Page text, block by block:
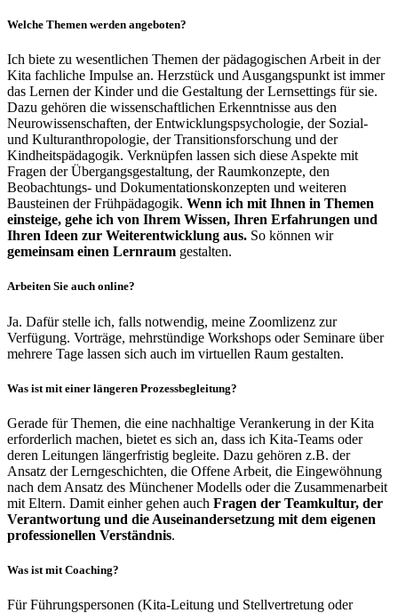
Welche Themen werden angeboten?
Ich biete zu wesentlichen Themen der pädagogischen Arbeit in der
Kita fachliche Impulse an. Herzstück und Ausgangspunkt ist immer
das Lernen der Kinder und die Gestaltung der Lernsettings für sie.
Dazu gehören die wissenschaftlichen Erkenntnisse aus den
Neurowissenschaften, der Entwicklungspsychologie, der Sozial-
und Kulturanthropologie, der Transitionsforschung und der
Kindheitspädagogik. Verknüpfen lassen sich diese Aspekte mit
Fragen der Übergangsgestaltung, der Raumkonzepte, den
Beobachtungs- und Dokumentationskonzepten und weiteren
Bausteinen der Frühpädagogik. Wenn ich mit Ihnen in Themen
einsteige, gehe ich von Ihrem Wissen, Ihren Erfahrungen und
Ihren Ideen zur Weiterentwicklung aus. So können wir
gemeinsam einen Lernraum gestalten.
Arbeiten Sie auch online?
Ja. Dafür stelle ich, falls notwendig, meine Zoomlizenz zur
Verfügung. Vorträge, mehrstündige Workshops oder Seminare über
mehrere Tage lassen sich auch im virtuellen Raum gestalten.
Was ist mit einer längeren Prozessbegleitung?
Gerade für Themen, die eine nachhaltige Verankerung in der Kita
erforderlich machen, bietet es sich an, dass ich Kita-Teams oder
deren Leitungen längerfristig begleite. Dazu gehören z.B. der
Ansatz der Lerngeschichten, die Offene Arbeit, die Eingewöhnung
nach dem Ansatz des Münchener Modells oder die Zusammenarbeit
mit Eltern. Damit einher gehen auch Fragen der Teamkultur, der
Verantwortung und die Auseinandersetzung mit dem eigenen
professionellen Verständnis.
Was ist mit Coaching?
Für Führungspersonen (Kita-Leitung und Stellvertretung oder